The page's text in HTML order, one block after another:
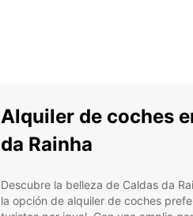
Alquiler de coches
da Rainha
Descubre la belleza de Caldas da
la opción de alquiler de coches